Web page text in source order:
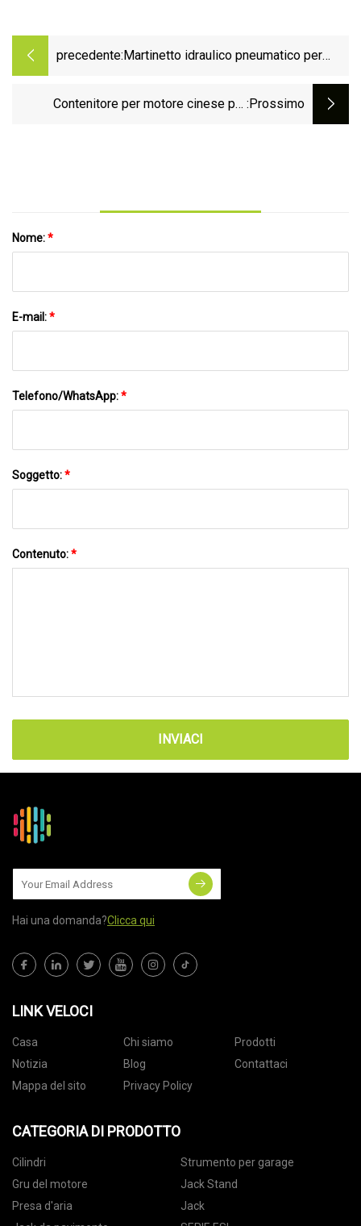
precedente: Martinetto idraulico pneumatico per
Contenitore per motore cinese per :Prossimo
Nome:*
E-mail:*
Telefono/WhatsApp:*
Soggetto:*
Contenuto:*
INVIACI
Hai una domanda?Clicca qui
LINK VELOCI
Casa Chi siamo
Prodotti
Notizia
Blog
Contattaci
Mappa del sito
Privacy Policy
CATEGORIA DI PRODOTTO
Cilindri
Strumento per garage
Gru del motore
Jack Stand
Presa d'aria
Jack